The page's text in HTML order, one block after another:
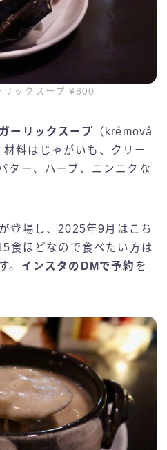
リックスープ ¥800
ーリックスープ
（krémová
料はじゃがいも、クリー
ター、ハーブ、ニンニクな
登場し、2025年9月はこち
食ほどなので食べたい方は
。 インスタのDMで予約 を